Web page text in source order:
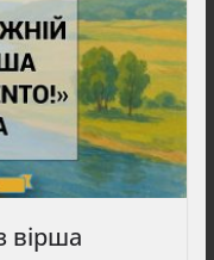
вірша